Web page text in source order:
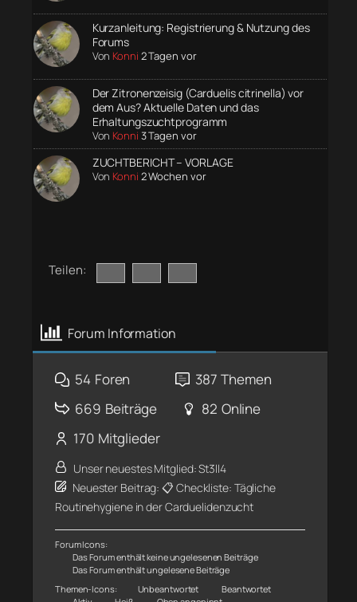
Kurzanleitung: Registrierung & Nutzung des
Forums
Von Konni 2 Tagen vor
Der Zitronenzeisig (Carduelis citrinella) vor
dem Aus? Aktuelle Daten und das
Erhaltungszuchtprogramm
Von Konni 3 Tagen vor
ZUCHTBERICHT – VORLAGE
Von Konni 2 Wochen vor
Teilen:
Forum Information
54 Foren 387 Themen
669 Beiträge 82 Online
170 Mitglieder
Unser neuestes Mitglied:St3ll4
Neuester Beitrag:📋 Checkliste: Tägliche
Routinehygiene in der Carduelidenzucht
Forum Icons:
Das Forum enthält keine ungelesenen Beiträge
Das Forum enthält ungelesene Beiträge
Themen-Icons:
Unbeantwortet
Beantwortet